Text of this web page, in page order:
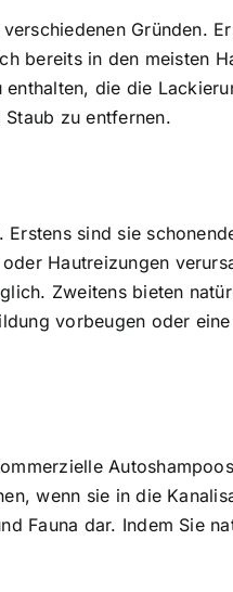
Gründen.
bereits in den meisten
die die
zu entfernen.
sind sie
Hautreizungen
Zweitens bieten
vorbeugen oder
wenn sie in die
Fauna dar. Indem Sie